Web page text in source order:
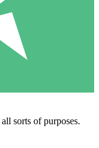
sorts of purposes.